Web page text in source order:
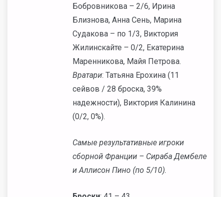
Бобровникова – 2/6, Ирина
Близнова, Анна Сень, Марина
Судакова – по 1/3, Виктория
Жилинскайте – 0/2, Екатерина
Маренникова, Майя Петрова.
Вратари: Татьяна Ерохина (11
сейвов / 28 броска, 39%
надежности), Виктория Калинина
(0/2, 0%).
Самые результативные игроки
сборной Франции – Сираба Дембеле
и Аллисон Пино (по 5/10).